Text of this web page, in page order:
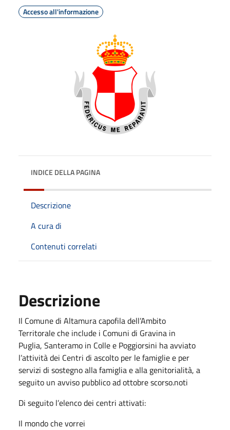
Accesso all'informazione
INDICE DELLA PAGINA
Descrizione
A cura di
Contenuti correlati
Descrizione
Il Comune di Altamuracapofila dell’Ambito
Territoraleche include i Comuni di Gravina in
Puglia, Santeramo in Collee Poggiorsini ha avviato
l’attività dei Centri di ascolto per le famiglie e per
servizi di sostegno alla famiglia e alla genitorialità, a
seguito un avviso pubblico ad ottobre scorso.noti
Di seguito l’elenco dei centri attivati:
Il mondo che vorrei